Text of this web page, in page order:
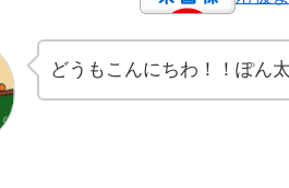
どうもこんにちわ！！ぽん